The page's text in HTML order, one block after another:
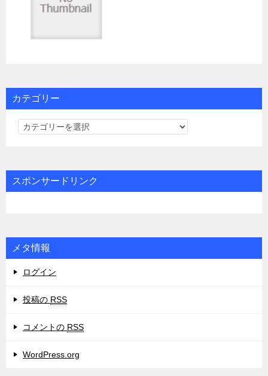
カテゴリー
カ
リ
ー
スポンサードリンク
メタ情報
ログイン
投稿の RSS
コメントの RSS
WordPress.org